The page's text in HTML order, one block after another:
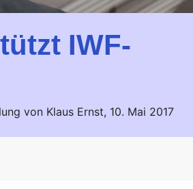
IWF-
von Klaus Ernst, 10. Mai 2017